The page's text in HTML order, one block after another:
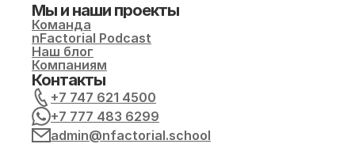
Мы и наши проекты
Команда
nFactorial Podcast
Наш блог
Компаниям
Контакты
+7 747 621 4500
+7 777 483 6299
admin@nfactorial.school